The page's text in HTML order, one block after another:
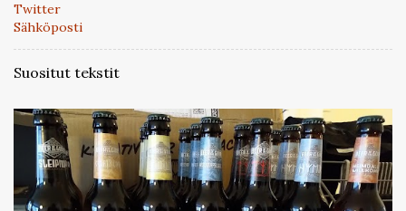
Twitter
Sähköposti
Suositut tekstit